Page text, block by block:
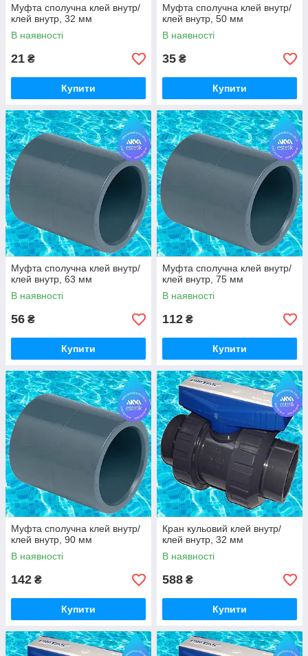
Муфта сполучна клей внутр/
клей внутр, 32 мм
В наявності
21 ₴
Купити
Муфта сполучна клей внутр/
клей внутр, 50 мм
В наявності
35 ₴
Купити
Муфта сполучна клей внутр/
клей внутр, 63 мм
В наявності
56 ₴
Купити
Муфта сполучна клей внутр/
клей внутр, 75 мм
В наявності
112 ₴
Купити
Муфта сполучна клей внутр/
клей внутр, 90 мм
В наявності
142 ₴
Купити
Кран кульовий клей внутр/
клей внутр, 32 мм
В наявності
588 ₴
Купити